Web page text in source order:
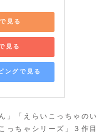
見る
見る
ングで見る
」「えらいこっちゃのい
っちゃシリーズ」３作目